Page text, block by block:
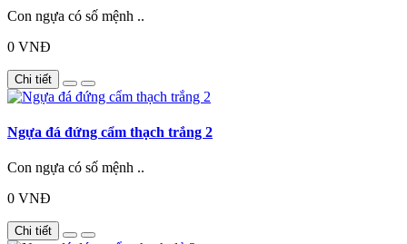
Con ngựa có số mệnh ..
0 VNĐ
Chi tiết
Ngựa đá đứng cẩm thạch trắng 2
Con ngựa có số mệnh ..
0 VNĐ
Chi tiết